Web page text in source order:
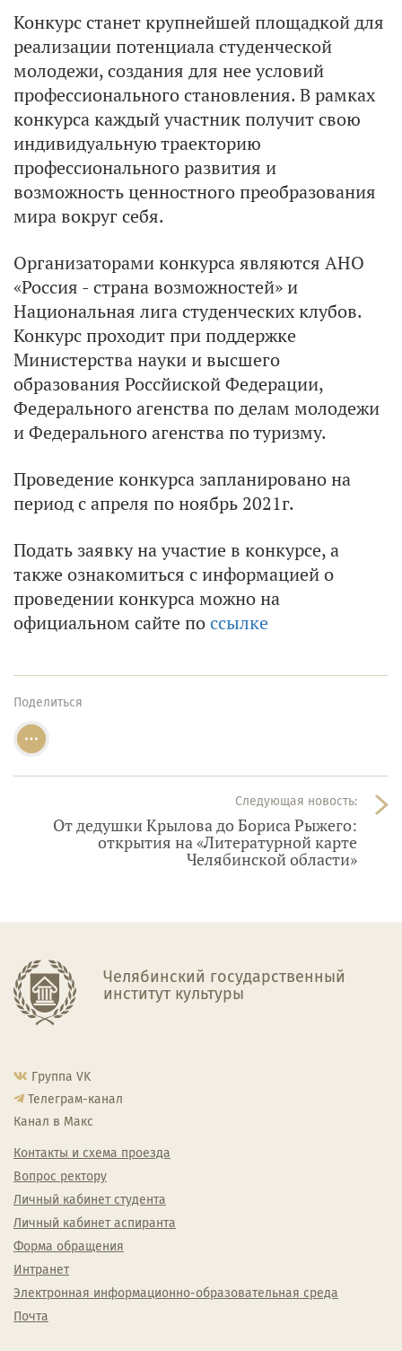
Конкурс станет крупнейшей площадкой для
реализации потенциала студенческой
молодежи, создания для нее условий
профессионального становления. В рамках
конкурса каждый участник получит свою
индивидуальную траекторию
профессионального развития и
возможность ценностного преобразования
мира вокруг себя.
Организаторами конкурса являются АНО
«Россия - страна возможностей» и
Национальная лига студенческих клубов.
Конкурс проходит при поддержке
Министерства науки и высшего
образования Россйиской Федерации,
Федерального агенства по делам молодежи
и Федерального агенства по туризму.
Проведение конкурса запланировано на
период с апреля по ноябрь 2021г.
Подать заявку на участие в конкурсе, а
также ознакомиться с информацией о
проведении конкурса можно на
официальном сайте по ссылке
Поделиться
Следующая новость:
От дедушки Крылова до Бориса Рыжего:
открытия на «Литературной карте
Челябинской области»
Челябинский государственный
институт культуры
Группа VK
Телеграм-канал
Канал в Макс
Контакты и схема проезда
Вопрос ректору
Личный кабинет студента
Личный кабинет аспиранта
Форма обращения
Интранет
Электронная информационно-образовательная среда
Почта